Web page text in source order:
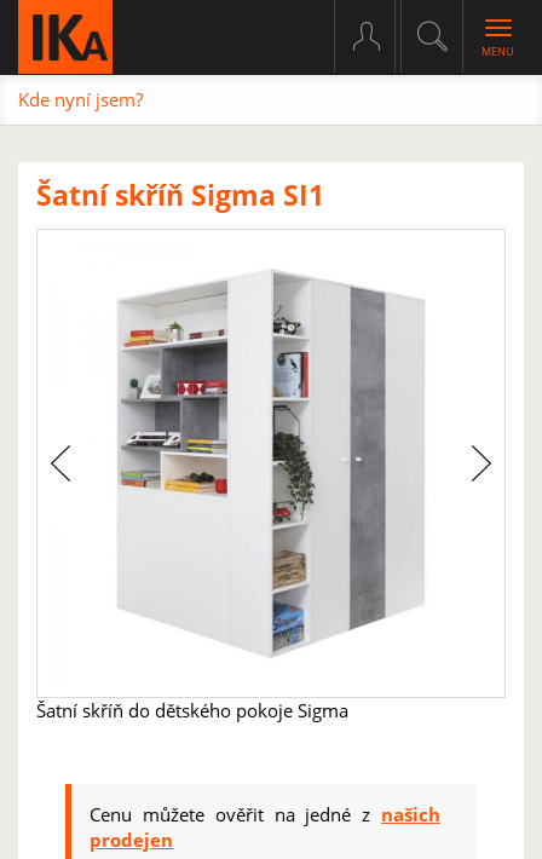
Kde nyní jsem?
Šatní skříň Sigma SI1
Šatní skříň do dětského pokoje Sigma
Cenu můžete ověřit na jedné z našich
prodejen